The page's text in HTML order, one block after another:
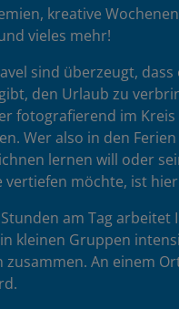
kreative
vieles mehr!
sind überzeugt, dass
den Urlaub zu
fotografierend im Kreis
Wer also in den
lernen will oder
vertiefen möchte, ist
am Tag arbeitet
kleinen Gruppen
zusammen. An einem